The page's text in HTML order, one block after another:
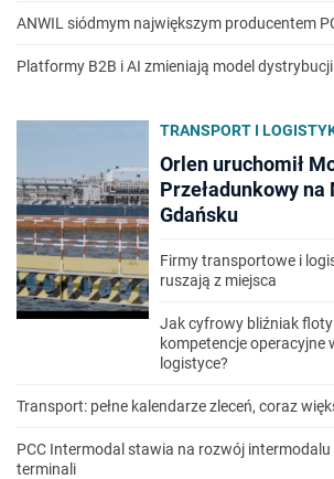
ANWIL siódmym największym producentem
Platformy B2B i AI zmieniają model
TRANSPORT I
Orlen uruchomił
Przeładunkowy
Gdańsku
Firmy transportowe i
ruszają z miejsca
Jak cyfrowy bliźniak floty
kompetencje operacyjne
logistyce?
Transport: pełne kalendarze zleceń, coraz
PCC Intermodal stawia na rozwój
terminali